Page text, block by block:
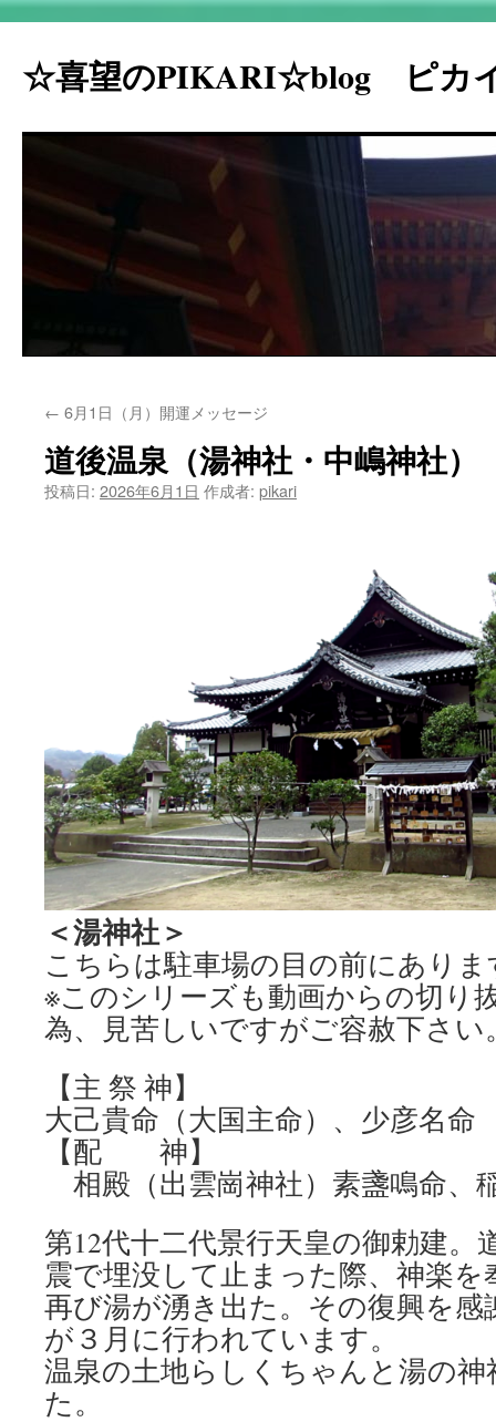
☆喜望のPIKARI☆blog ピ
ン
テ
ン
プ
← 6月1日（月）開運メッセージ
道後温泉（湯神社・中嶋神社）
投稿日: 2026年6月1日 作成者: pikari
＜湯神社＞
こちらは駐車場の目の前にありま
※このシリーズも動画からの切り
為、見苦しいですがご容赦下さい
【主 祭 神】
大己貴命（大国主命）、少彦名命
【配 神】
相殿（出雲崗神社）素盞鳴命
第12代十二代景行天皇の御勅建。
震で埋没して止まった際、神楽
再び湯が湧き出た。その復興を感
が３月に行われています。
温泉の土地らしくちゃんと湯の
た。